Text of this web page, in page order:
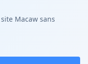
Macaw sans